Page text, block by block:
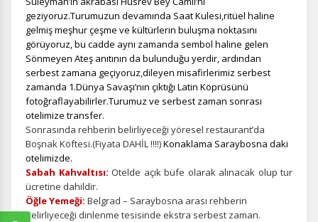
geziyoruz.Turumuzun devamında Saat Kulesi,ritüel haline
gelmiş meşhur çeşme ve kültürlerin buluşma noktasını
görüyoruz, bu cadde aynı zamanda sembol haline gelen
Sönmeyen Ateş anıtının da bulunduğu yerdir, ardından
serbest zamana geçiyoruz,dileyen misafirlerimiz serbest
zamanda 1.Dünya Savaşı’nın çıktığı Latin Köprüsünü
fotoğraflayabilirler.Turumuz ve serbest zaman sonrası
otelimize transfer.
Sonrasında rehberin belirliyeceği yöresel restaurant’da
Boşnak Köftesi.(Fiyata DAHİL !!!!)Konaklama Saraybosna daki
otelimizde.
Sabah Kahvaltısı: Otelde açık büfe olarak alınacak olup tur
ücretine dahildir.
Öğle Yemeği: Belgrad – Saraybosna arası rehberin
belirliyeceği dinlenme tesisinde ekstra serbest zaman.